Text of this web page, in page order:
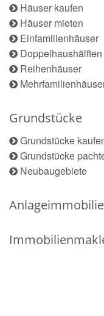
Häuser kaufen
Häuser mieten
Einfamilienhäuser
Doppelhaushälften
Reihenhäuser
Grundstücke
Grundstücke
Grundstücke
Neubaugebiete